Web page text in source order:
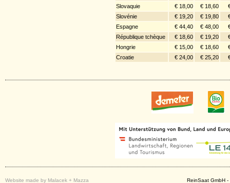
Slovaquie
€ 18,00 € 18,60
Slovénie
€ 19,20 € 19,80
Espagne
€ 44,40 € 48,00
République tchèque
€ 18,60 € 19,20
Hongrie
€ 15,00 € 18,60
Croatie
€ 24,00 € 25,20
Website made by Malacek + Mazza ReinSaat GmbH